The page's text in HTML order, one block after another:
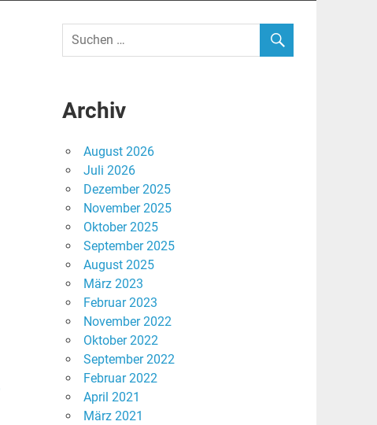
Archiv
August 2026
Juli 2026
Dezember 2025
November 2025
Oktober 2025
September 2025
August 2025
März 2023
Februar 2023
November 2022
Oktober 2022
September 2022
Februar 2022
April 2021
März 2021